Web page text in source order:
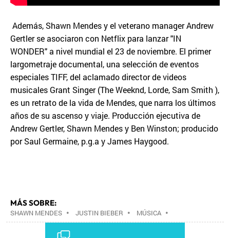
Además, Shawn Mendes y el veterano manager Andrew
Gertler se asociaron con Netflix para lanzar "IN
WONDER" a nivel mundial el 23 de noviembre. El primer
largometraje documental, una selección de eventos
especiales TIFF, del aclamado director de videos
musicales Grant Singer (The Weeknd, Lorde, Sam Smith ),
es un retrato de la vida de Mendes, que narra los últimos
años de su ascenso y viaje. Producción ejecutiva de
Andrew Gertler, Shawn Mendes y Ben Winston; producido
por Saul Germaine, p.g.a y James Haygood.
MÁS SOBRE:
SHAWN MENDES • JUSTIN BIEBER • MÚSICA •